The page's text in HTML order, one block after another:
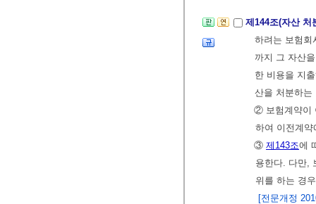
제144조(자산
하려는 보험회
까지 그 자산
한 비용을 지
산을 처분하는
② 보험계약이
하여 이전계
③ 제143조에
용한다. 다만,
위를 하는 경
[전문개정